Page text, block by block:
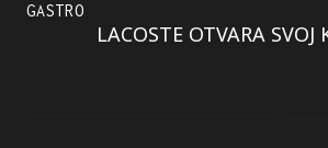
GASTRO
LACOSTE OTVARA SVOJ